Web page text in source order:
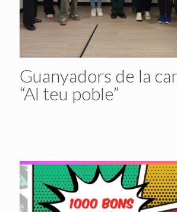
Guanyadors de la
“Al teu poble”